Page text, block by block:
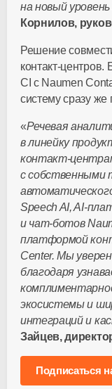
на новый
Корнилов,
Решение
контакт-центров.
CI с Naumen
систему сразу же
«Речевая
в линейку
контакт-
с собственными
Speech AI,AI-
и чат-ботов
платформой
Center. Мы
благодаря
экосистемы и
интеграций и
Зайцев,
Подписаться